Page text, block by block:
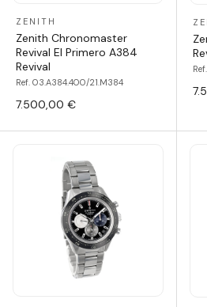
ZENITH
Zenith Chronomaster
Revival El Primero A384
Revival
Ref. 03.A384.400/21.M384
7.500,00 €